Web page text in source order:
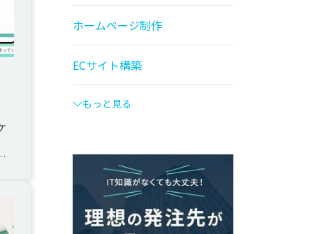
ホームページ制作
ECサイト構築
もっと見る